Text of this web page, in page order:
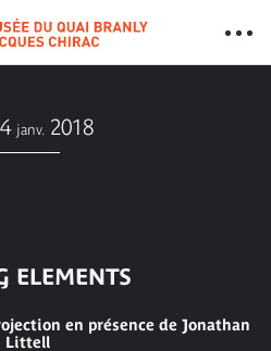
janv. 2018
ELEMENTS
en présence de Jonathan
Littell